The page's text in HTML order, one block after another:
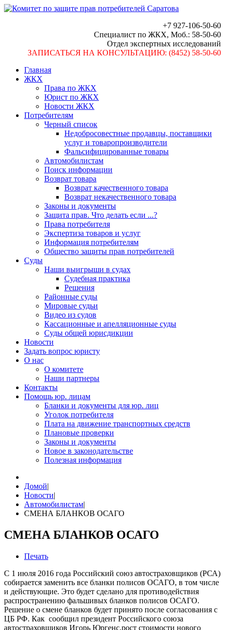
+7 927-106-50-60
Специалист по ЖКХ, Моб.: 58-50-60
Отдел экспертных исследований
ЗАПИСАТЬСЯ НА КОНСУЛЬТАЦИЮ: (8452) 58-50-60
Главная
ЖКХ
Права по ЖКХ
Юрист по ЖКХ
Новости ЖКХ
Потребителям
Черный список
Недобросовестные продавцы, поставщики
услуг и товаропроизводители
Фальсифицированные товары
Автомобилистам
Поиск информации
Возврат товара
Возврат качественного товара
Возврат некачественного товара
Законы и документы
Защита прав. Что делать если ...?
Права потребителя
Экспертиза товаров и услуг
Информация потребителям
Общество защиты прав потребителей
Суды
Наши выигрыши в судах
Судебная практика
Решения
Районные суды
Мировые судьи
Видео из судов
Кассационные и апелляционные суды
Суды общей юрисдикции
Новости
Задать вопрос юристу
О нас
О комитете
Наши партнеры
Контакты
Помощь юр. лицам
Бланки и документы для юр. лиц
Уголок потребителя
Плата на движение транспортных средств
Плановые проверки
Законы и документы
Новое в законодательстве
Полезная информация
Домой|
Новости|
Автомобилистам|
​СМЕНА БЛАНКОВ ОСАГО
​СМЕНА БЛАНКОВ ОСАГО
Печать
С 1 июля 2016 года Российский союз автостраховщиков (РСА)
собирается заменить все бланки полисов ОСАГО, в том числе
и действующие. Это будет сделано для противодействия
распространению фальшивых бланков полисов ОСАГО.
Решение о смене бланков будет принято после согласования с
ЦБ РФ. Как сообщил президент Российского союза
автостраховщиков Игорь Юргенс.рост стоимости нового